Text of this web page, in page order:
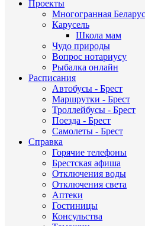
Проекты
Многогранная
Карусель
Школа мам
Чудо природы
Вопрос нотариусу
Рыбалка онлайн
Расписания
Автобусы - Брест
Маршрутки - Брест
Троллейбусы - Брест
Поезда - Брест
Самолеты - Брест
Справка
Горячие телефоны
Брестская афиша
Отключения воды
Отключения света
Аптеки
Гостиницы
Консульства